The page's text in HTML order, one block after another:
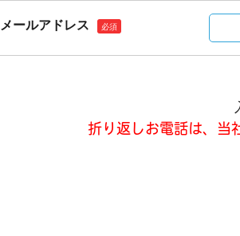
メールアドレス
折り返しお電話は、